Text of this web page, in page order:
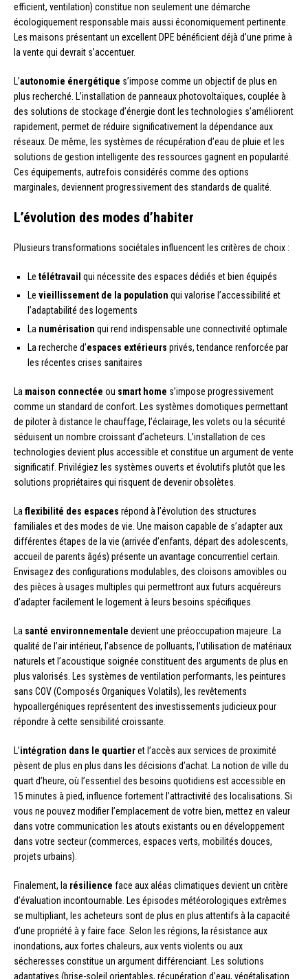
efficient, ventilation) constitue non seulement une démarche
écologiquement responsable mais aussi économiquement pertinente.
Les maisons présentant un excellent DPE bénéficient déjà d’une prime à
la vente qui devrait s’accentuer.
L’autonomie énergétique s’impose comme un objectif de plus en
plus recherché. L’installation de panneaux photovoltaïques, couplée à
des solutions de stockage d’énergie dont les technologies s’améliorent
rapidement, permet de réduire significativement la dépendance aux
réseaux. De même, les systèmes de récupération d’eau de pluie et les
solutions de gestion intelligente des ressources gagnent en popularité.
Ces équipements, autrefois considérés comme des options
marginales, deviennent progressivement des standards de qualité.
L’évolution des modes d’habiter
Plusieurs transformations sociétales influencent les critères de choix :
Le télétravail qui nécessite des espaces dédiés et bien équipés
Le vieillissement de la population qui valorise l’accessibilité et
l’adaptabilité des logements
La numérisation qui rend indispensable une connectivité optimale
La recherche d’espaces extérieurs privés, tendance renforcée par
les récentes crises sanitaires
La maison connectée ou smart home s’impose progressivement
comme un standard de confort. Les systèmes domotiques permettant
de piloter à distance le chauffage, l’éclairage, les volets ou la sécurité
séduisent un nombre croissant d’acheteurs. L’installation de ces
technologies devient plus accessible et constitue un argument de vente
significatif. Privilégiez les systèmes ouverts et évolutifs plutôt que les
solutions propriétaires qui risquent de devenir obsolètes.
La flexibilité des espaces répond à l’évolution des structures
familiales et des modes de vie. Une maison capable de s’adapter aux
différentes étapes de la vie (arrivée d’enfants, départ des adolescents,
accueil de parents âgés) présente un avantage concurrentiel certain.
Envisagez des configurations modulables, des cloisons amovibles ou
des pièces à usages multiples qui permettront aux futurs acquéreurs
d’adapter facilement le logement à leurs besoins spécifiques.
La santé environnementale devient une préoccupation majeure. La
qualité de l’air intérieur, l’absence de polluants, l’utilisation de matériaux
naturels et l’acoustique soignée constituent des arguments de plus en
plus valorisés. Les systèmes de ventilation performants, les peintures
sans COV (Composés Organiques Volatils), les revêtements
hypoallergéniques représentent des investissements judicieux pour
répondre à cette sensibilité croissante.
L’intégration dans le quartieret l’accès aux services de proximité
pèsent de plus en plus dans les décisions d’achat. La notion de ville du
quart d’heure, où l’essentiel des besoins quotidiens est accessible en
15 minutes à pied, influence fortement l’attractivité des localisations. Si
vous ne pouvez modifier l’emplacement de votre bien, mettez en valeur
dans votre communication les atouts existants ou en développement
dans votre secteur (commerces, espaces verts, mobilités douces,
projets urbains).
Finalement, la résilience face aux aléas climatiques devient un critère
d’évaluation incontournable. Les épisodes météorologiques extrêmes
se multipliant, les acheteurs sont de plus en plus attentifs à la capacité
d’une propriété à y faire face. Selon les régions, la résistance aux
inondations, aux fortes chaleurs, aux vents violents ou aux
sécheresses constitue un argument différenciant. Les solutions
adaptatives (brise-soleil orientables, récupération d’eau, végétalisation